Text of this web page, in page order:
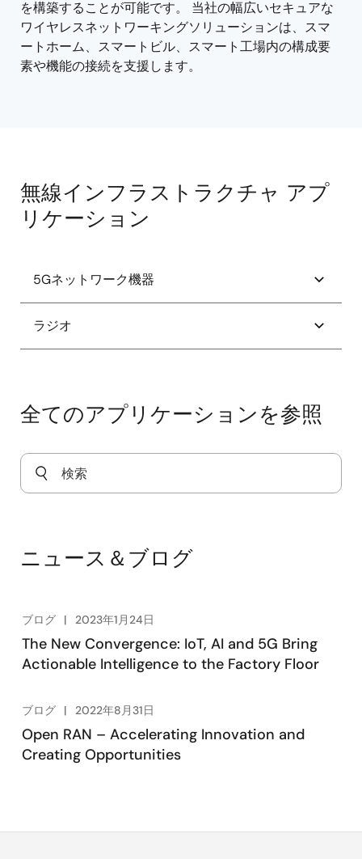
を構築することが可能です。 当社の幅広いセキュアな
ワイヤレスネットワーキングソリューションは、スマ
ートホーム、スマートビル、スマート工場内の構成要
素や機能の接続を支援します。
無線インフラストラクチャ アプ
リケーション
5Gネットワーク機器
5Gインフラ用電源
AMD FPGA RFSoC用パワーツリー
RRU向け eCPRI大規模MIMO
ラジオ
全てのアプリケーションを参照
ニュース＆ブログ
ブログ 2023年1月24日
The New Convergence: IoT, AI and 5G Bring
Actionable Intelligence to the Factory Floor
ブログ 2022年8月31日
Open RAN – Accelerating Innovation and
Creating Opportunities